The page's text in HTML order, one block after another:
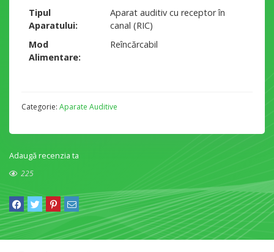
Tipul
Aparatului
Aparat auditiv cu receptor în
canal (RIC)
Mod
Alimentare
Reîncărcabil
Categorie: Aparate Auditive
Adaugă recenzia ta
225